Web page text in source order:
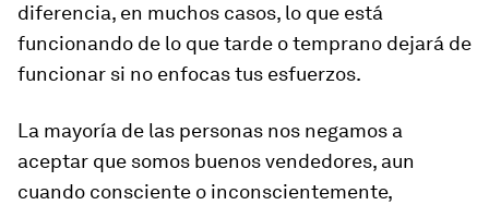
diferencia, en muchos casos, lo que está
funcionando de lo que tarde o temprano dejará de
funcionar si no enfocas tus esfuerzos.
La mayoría de las personas nos negamos a
aceptar que somos buenos vendedores, aun
cuando consciente o inconscientemente,